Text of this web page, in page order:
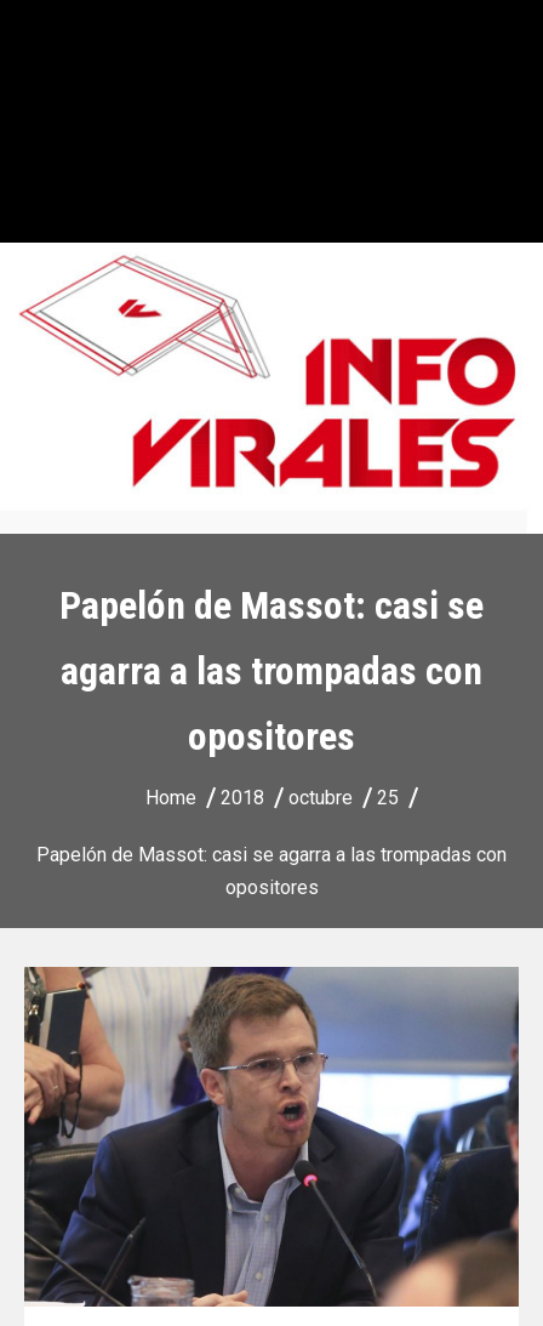
Papelón de Massot: casi se
agarra a las trompadas con
opositores
Home 2018 octubre 25
Papelón de Massot: casi se agarra a las trompadas con
opositores